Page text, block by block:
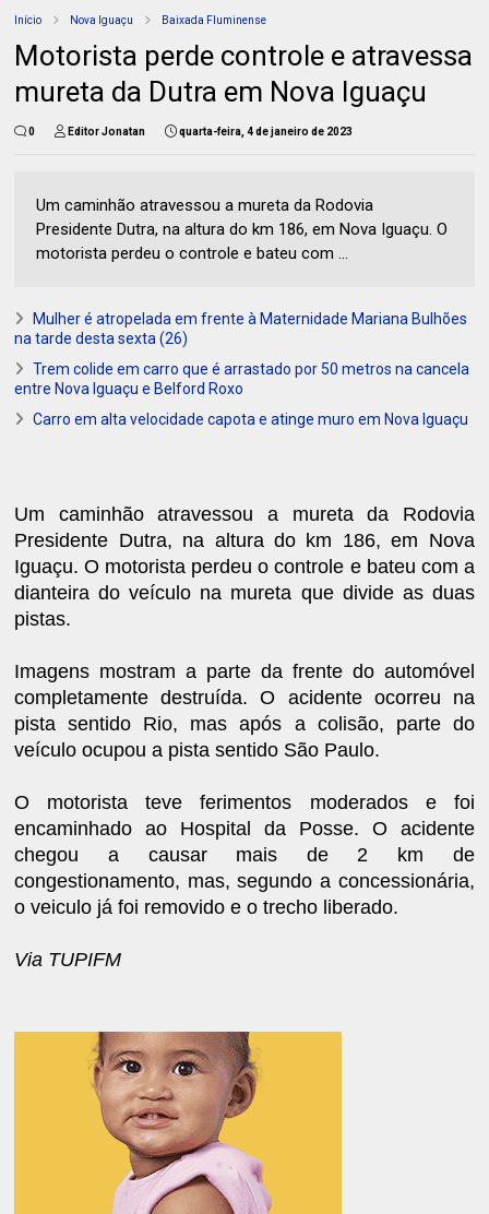
Início Nova Iguaçu Baixada Fluminense
Motorista perde controle e atravessa
mureta da Dutra em Nova Iguaçu
0 Editor Jonatan quarta-feira, 4 de janeiro de 2023
Um caminhão atravessou a mureta da Rodovia
Presidente Dutra, na altura do km 186, em Nova Iguaçu. O
motorista perdeu o controle e bateu com ...
Mulher é atropelada em frente à Maternidade Mariana Bulhões
na tarde desta sexta (26)
Trem colide em carro que é arrastado por 50 metros na cancela
entre Nova Iguaçu e Belford Roxo
Carro em alta velocidade capota e atinge muro em Nova Iguaçu
Um caminhão atravessou a mureta da Rodovia
Presidente Dutra, na altura do km 186, em Nova
Iguaçu. O motorista perdeu o controle e bateu com a
dianteira do veículo na mureta que divide as duas
pistas.
Imagens mostram a parte da frente do automóvel
completamente destruída. O acidente ocorreu na
pista sentido Rio, mas após a colisão, parte do
veículo ocupou a pista sentido São Paulo.
O motorista teve ferimentos moderados e foi
encaminhado ao Hospital da Posse. O acidente
chegou a causar mais de 2 km de
congestionamento, mas, segundo a concessionária,
o veiculo já foi removido e o trecho liberado.
Via TUPIFM